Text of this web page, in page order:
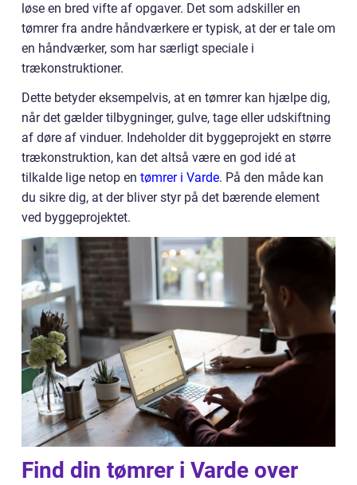
løse en bred vifte af opgaver. Det som adskiller en
tømrer fra andre håndværkere er typisk, at der er tale om
en håndværker, som har særligt speciale i
trækonstruktioner.
Dette betyder eksempelvis, at en tømrer kan hjælpe dig,
når det gælder tilbygninger, gulve, tage eller udskiftning
af døre af vinduer. Indeholder dit byggeprojekt en større
trækonstruktion, kan det altså være en god idé at
tilkalde lige netop en tømrer i Varde. På den måde kan
du sikre dig, at der bliver styr på det bærende element
ved byggeprojektet.
Find din tømrer i Varde over